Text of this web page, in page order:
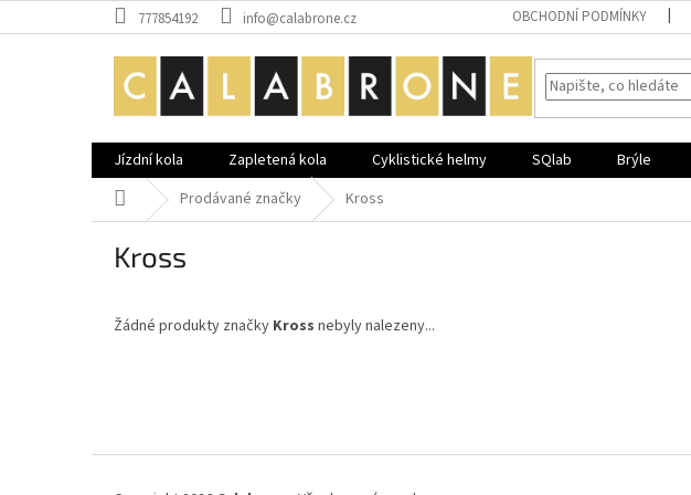
na
777854192 info@calabrone.cz OBCHODNÍ PODMÍNKY
Jízdní kola Zapletená kola Cyklistické helmy SQlab Brýle
Domů Prodávané značky Kross
Kross
Žádné produkty značky Kross nebyly nalezeny...